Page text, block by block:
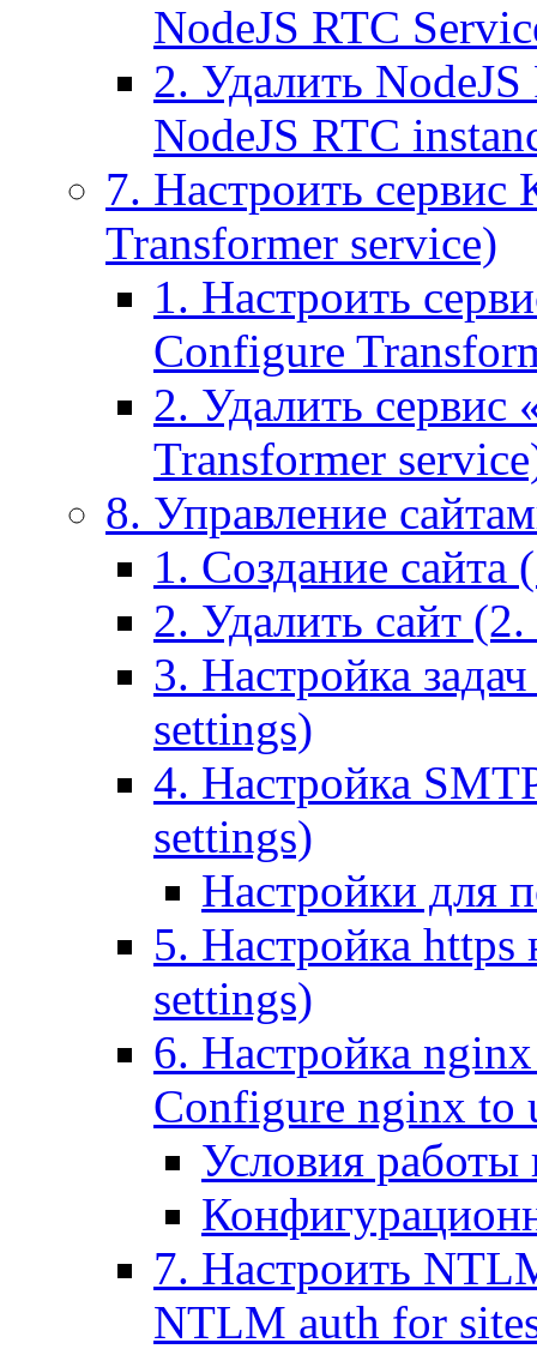
NodeJS RTC
2. Удалить
NodeJS RTC
7. Настроить
Transformer service)
1. Настроить
Configure
2. Удалить сервис
Transformer
8. Управление
1. Создание сайта
2. Удалить сайт
3. Настройка
settings)
4. Настройка
settings)
Настройки для
5. Настройка https
settings)
6. Настройка
Configure nginx to
Условия работы
7. Настроить
NTLM auth for